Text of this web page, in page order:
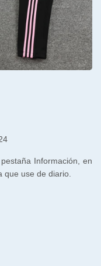
Información, en
que use de diario.